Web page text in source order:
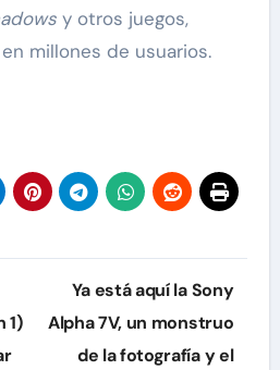
y otros juegos,
millones de usuarios.
1)
Ya está aquí la Sony
Alpha 7V, un monstruo
de la fotografía y el